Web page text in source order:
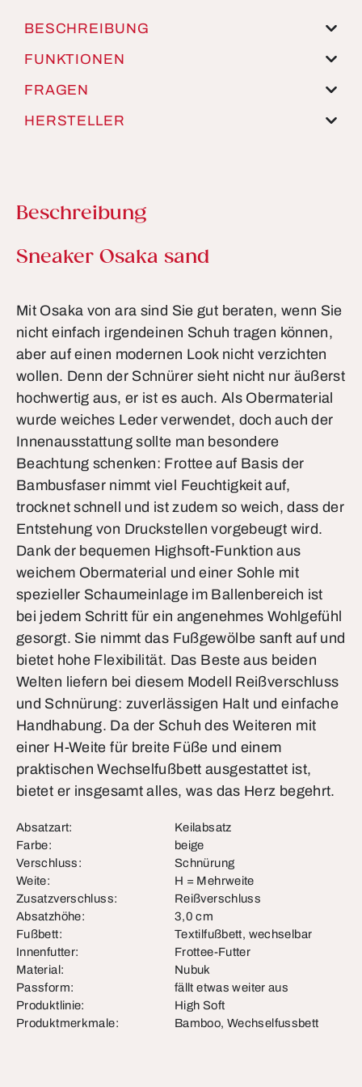
BESCHREIBUNG
FUNKTIONEN
FRAGEN
HERSTELLER
Beschreibung
Produktinformationen
Sneaker Osaka sand
Mit Osaka von ara sind Sie gut beraten, wenn Sie
nicht einfach irgendeinen Schuh tragen können,
aber auf einen modernen Look nicht verzichten
wollen. Denn der Schnürer sieht nicht nur äußerst
hochwertig aus, er ist es auch. Als Obermaterial
wurde weiches Leder verwendet, doch auch der
Innenausstattung sollte man besondere
Beachtung schenken: Frottee auf Basis der
Bambusfaser nimmt viel Feuchtigkeit auf,
trocknet schnell und ist zudem so weich, dass der
Entstehung von Druckstellen vorgebeugt wird.
Dank der bequemen Highsoft-Funktion aus
weichem Obermaterial und einer Sohle mit
spezieller Schaumeinlage im Ballenbereich ist
bei jedem Schritt für ein angenehmes Wohlgefühl
gesorgt. Sie nimmt das Fußgewölbe sanft auf und
bietet hohe Flexibilität. Das Beste aus beiden
Welten liefern bei diesem Modell Reißverschluss
und Schnürung: zuverlässigen Halt und einfache
Handhabung. Da der Schuh des Weiteren mit
einer H-Weite für breite Füße und einem
praktischen Wechselfußbett ausgestattet ist,
bietet er insgesamt alles, was das Herz begehrt.
Absatzart:
Keilabsatz
Farbe:
beige
Verschluss:
Schnürung
Weite:
H = Mehrweite
Zusatzverschluss:
Reißverschluss
Absatzhöhe:
3,0 cm
Fußbett:
Textilfußbett, wechselbar
Innenfutter:
Frottee-Futter
Material:
Nubuk
Passform:
fällt etwas weiter aus
Produktlinie:
High Soft
Produktmerkmale:
Bamboo, Wechselfussbett